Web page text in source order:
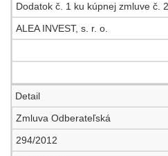
Dodatok č. 1 ku kúpnej zmluve č.
ALEA INVEST, s. r. o.
Detail
Zmluva Odberateľská
294/2012